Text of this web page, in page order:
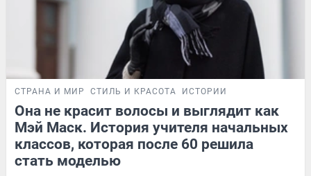
СТРАНА И МИР СТИЛЬ И КРАСОТА ИСТОРИИ
Она не красит волосы и выглядит как
Мэй Маск. История учителя начальных
классов, которая после 60 решила
стать моделью